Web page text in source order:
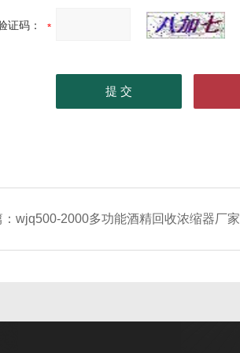
证码：
：wjq500-2000多功能酒精回收浓缩器厂家